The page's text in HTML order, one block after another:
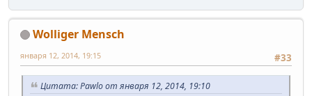
Wolliger Mensch
#33
января 12, 2014, 19:15
Цитата: Pawlo от января 12, 2014, 19:10